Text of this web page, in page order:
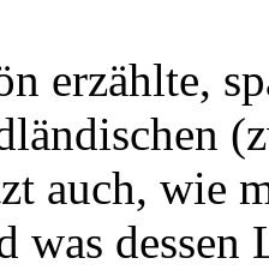
erzählte,
auch, wie
was